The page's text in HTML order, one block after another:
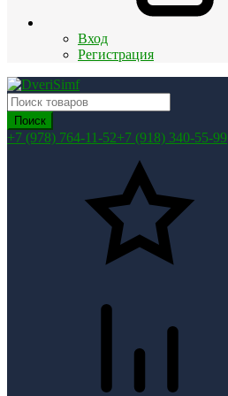
Вход
Регистрация
Поиск
+7 (978) 764-11-52+7 (918) 340-55-99